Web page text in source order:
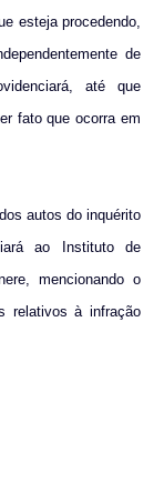
esteja procedendo,
de
até que
fato que ocorra em
autos do inquérito
ao Instituto de
mencionando o
relativos à infração